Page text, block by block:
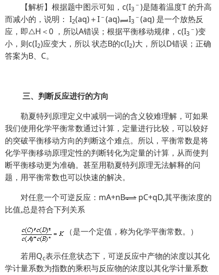
【解析】根据题中图示可知，c(I3
－)是随着温度T 的升高
而减小的，说明： I2(aq)＋I－(aq) I3
－(aq) 是一个放热反
应，即△H＜0 ，所以A错误；根据平衡移动规律，c(I3
－)变
小，则c(I2)应变大，所以 状态B的c(I2)大，所以D错误；正确
答案为B、C。
三、判断反应进行的方向
勒夏特列原理定义中减弱一词的含义较难理解，可如果
我们使用化学平衡常数通过计算，定量进行比较，可以较好
的突破平衡移动方向的判断这个难点。所以，平衡常数是将
化学平衡移动原理定性的判断转化为定量的计算，从而使判
断平衡移动更为准确。甚至用勒夏特列原理无法解释的问
题，用平衡常数也可以快速的解决。
对任意一个可逆反应：mA+nB
pC+qD,其平衡浓度的
比值,总是符合下列关系
（是一个定值，称为化学平衡常数。）
若用Qc表示任意状态下，可逆反应中产物的浓度以其化
学计量系数为指数的乘积与反应物的浓度以其化学计量系数